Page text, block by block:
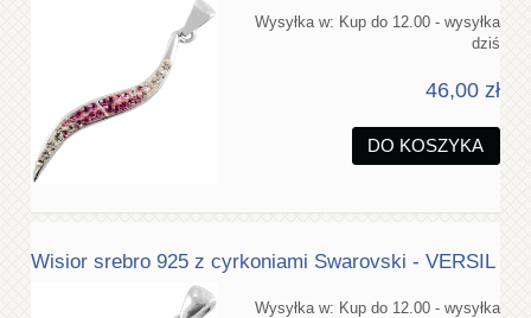
Wysyłka w: Kup do 12.00 - wysyłka
dziś
46,00 zł
DO KOSZYKA
Wisior srebro 925 z cyrkoniami Swarovski - VERSIL
Wysyłka w: Kup do 12.00 - wysyłka